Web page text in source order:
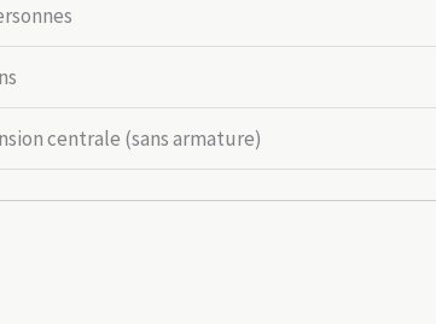
centrale (sans armature)